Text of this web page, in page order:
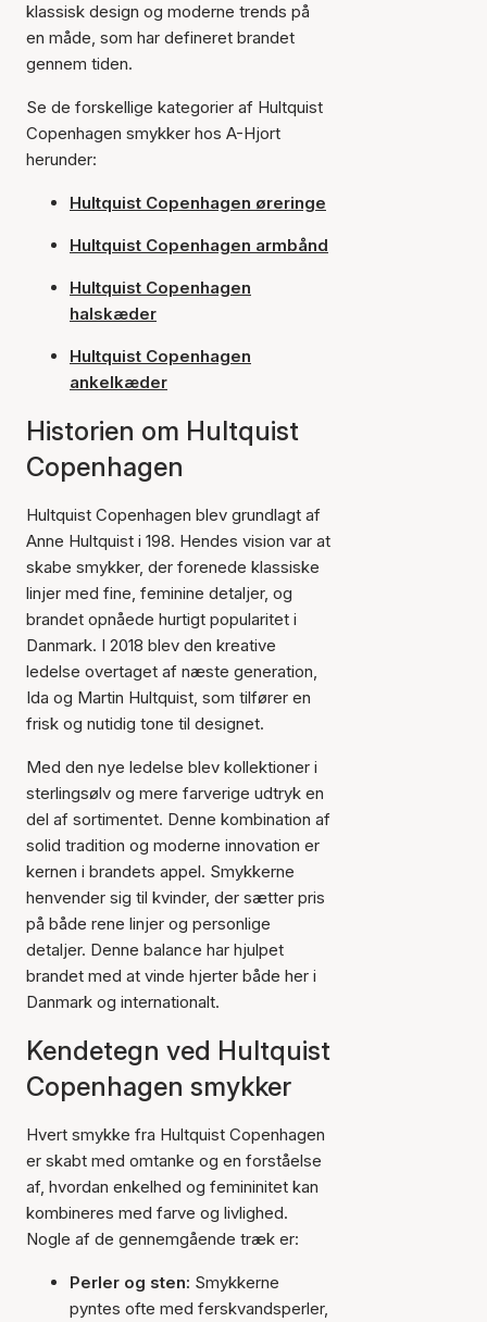
klassisk design og moderne trends på
en måde, som har defineret brandet
gennem tiden.
Se de forskellige kategorier af Hultquist
Copenhagen smykker hos A-Hjort
herunder:
Hultquist Copenhagen øreringe
Hultquist Copenhagen armbånd
Hultquist Copenhagen
halskæder
Hultquist Copenhagen
ankelkæder
Historien om Hultquist
Copenhagen
Hultquist Copenhagen blev grundlagt af
Anne Hultquist i 198. Hendes vision var at
skabe smykker, der forenede klassiske
linjer med fine, feminine detaljer, og
brandet opnåede hurtigt popularitet i
Danmark. I 2018 blev den kreative
ledelse overtaget af næste generation,
Ida og Martin Hultquist, som tilfører en
frisk og nutidig tone til designet.
Med den nye ledelse blev kollektioner i
sterlingsølv og mere farverige udtryk en
del af sortimentet. Denne kombination af
solid tradition og moderne innovation er
kernen i brandets appel. Smykkerne
henvender sig til kvinder, der sætter pris
på både rene linjer og personlige
detaljer. Denne balance har hjulpet
brandet med at vinde hjerter både her i
Danmark og internationalt.
Kendetegn ved Hultquist
Copenhagen smykker
Hvert smykke fra Hultquist Copenhagen
er skabt med omtanke og en forståelse
af, hvordan enkelhed og femininitet kan
kombineres med farve og livlighed.
Nogle af de gennemgående træk er:
Perler og sten: Smykkerne
pyntes ofte med ferskvandsperler,